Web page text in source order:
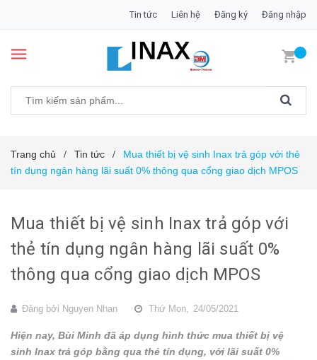
Tin tức Liên hệ Đăng ký Đăng nhập
Trang chủ / Tin tức /
Mua thiết bị vệ sinh Inax trả góp với thẻ
tín dụng ngân hàng lãi suất 0% thông qua cổng giao dịch MPOS
Mua thiết bị vệ sinh Inax trả góp với
thẻ tín dụng ngân hàng lãi suất 0%
thông qua cổng giao dịch MPOS
Đăng bởi Nguyen Nhan Thứ Mon, 24/05/2021
Hiện nay, Bùi Minh đã áp dụng hình thức mua thiết bị vệ
sinh Inax trả góp bằng qua thẻ tín dụng, với lãi suất 0%